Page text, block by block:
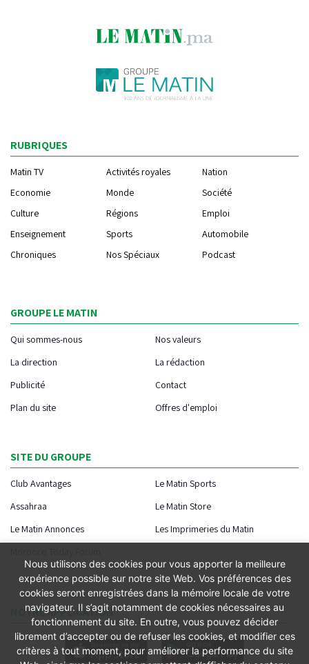
RUBRIQUES
Matin TV Activités royales
Nation
Economie
Monde
Société
Culture
Régions
Emploi
Enseignement
Sports
Automobile
Chroniques
Nos Spéciaux Podcast
GROUPE LE MATIN
Qui sommes-nous
Nos valeurs
La direction
La rédaction
Publicité
Contact
Plan du site
Offres d'emploi
SITE DU GROUPE
Club Avantages
Le Matin Sports
Assahraa
Le Matin Store
Le Matin Annonces
Les Imprimeries du Matin
NOTRE APPLICATION
Nous utilisons des cookies pour vous apporter la meilleure
expérience possible sur notre site Web. Vos préférences des
cookies seront enregistrées dans la mémoire locale de votre
navigateur. Il s’agit notamment de cookies nécessaires au
fonctionnement du site. En outre, vous pouvez décider
librement d’accepter ou de refuser les cookies, et modifier ces
critères à tout moment, pour améliorer la performance du site